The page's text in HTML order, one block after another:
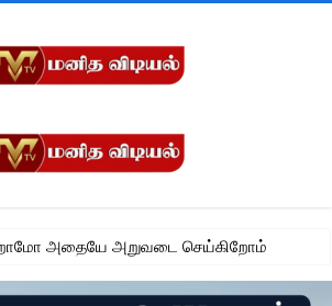
அதையே அறுவடை செய்கிறோம்